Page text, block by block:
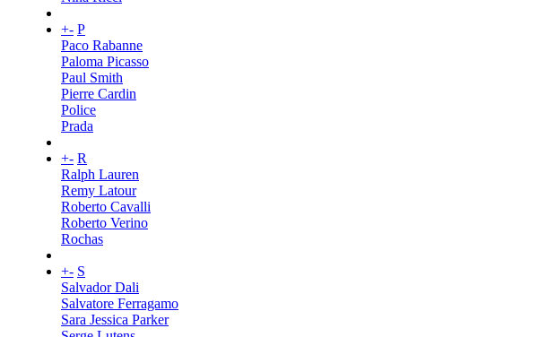
+- P
Paco Rabanne
Paloma Picasso
Paul Smith
Pierre Cardin
Police
Prada
+- R
Ralph Lauren
Remy Latour
Roberto Cavalli
Roberto Verino
Rochas
+- S
Salvador Dali
Salvatore Ferragamo
Sara Jessica Parker